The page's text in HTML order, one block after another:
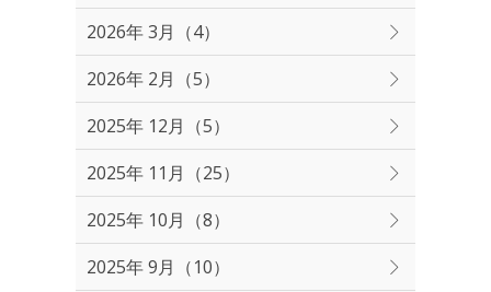
2026年 3月（4）
2026年 2月（5）
2025年 12月（5）
2025年 11月（25）
2025年 10月（8）
2025年 9月（10）